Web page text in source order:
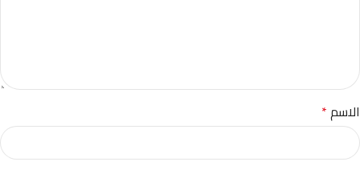
الاسم*